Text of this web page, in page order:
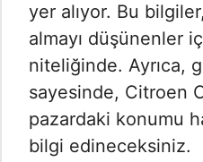
yer alıyor. Bu
almayı düşünenler
niteliğinde. Ayrıca,
sayesinde, Citroen
pazardaki konumu
bilgi edineceksiniz.